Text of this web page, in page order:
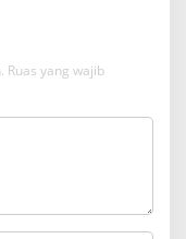
Ruas yang wajib